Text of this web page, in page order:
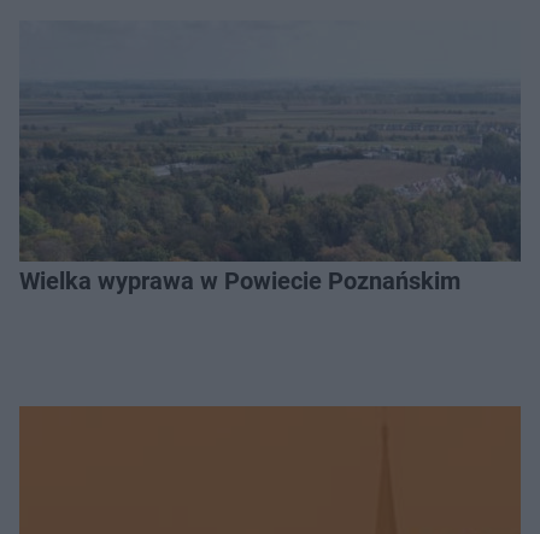
Wielka wyprawa w Powiecie Poznańskim